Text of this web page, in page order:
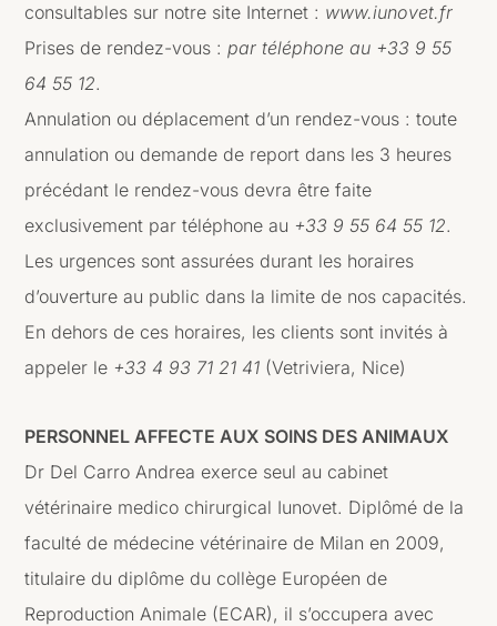
consultables sur notre site Internet : www.iunovet.fr
Prises de rendez-vous : par téléphone au +33 9 55
64 55 12.
Annulation ou déplacement d’un rendez-vous : toute
annulation ou demande de report dans les 3 heures
précédant le rendez-vous devra être faite
exclusivement par téléphone au +33 9 55 64 55 12.
Les urgences sont assurées durant les horaires
d’ouverture au public dans la limite de nos capacités.
En dehors de ces horaires, les clients sont invités à
appeler le +33 4 93 71 21 41 (Vetriviera, Nice)
PERSONNEL AFFECTE AUX SOINS DES ANIMAUX
Dr Del Carro Andrea exerce seul au cabinet
vétérinaire medico chirurgical Iunovet. Diplômé de la
faculté de médecine vétérinaire de Milan en 2009,
titulaire du diplôme du collège Européen de
Reproduction Animale (ECAR), il s’occupera avec